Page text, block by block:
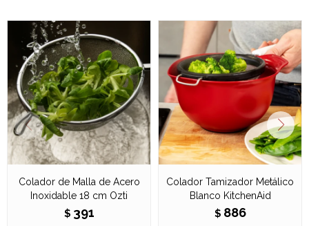
Colador de Malla de Acero
Inoxidable 18 cm Ozti
$ 391
Colador Tamizador Metálico
Blanco KitchenAid
$ 886